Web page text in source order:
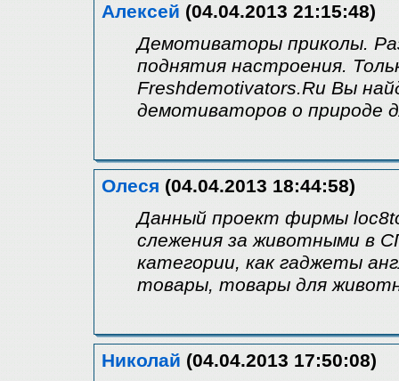
Алексей (04.04.2013 21:15:48)
Демотиваторы приколы.
поднятия настроения.
Freshdemotivators.Ru Вы
демотиваторов о природе
Олеся (04.04.2013 18:44:58)
Данный проект фирмы
слежения за животными в
категории, как гаджеты
товары, товары для
Николай (04.04.2013 17:50:08)